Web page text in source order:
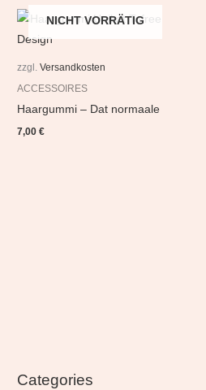
Categories
NICHT VORRÄTIG
zzgl.Versandkosten
ACCESSOIRES
Haargummi – Dat normaale
7,00€